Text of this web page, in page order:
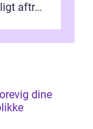
aftryk
dine